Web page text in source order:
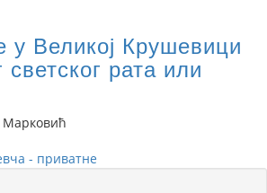
у Великој Крушевици
светског рата или
Марковић
- приватне